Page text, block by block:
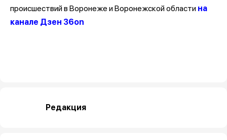
происшествий в Воронеже и Воронежской области на
канале Дзен 36on
Редакция